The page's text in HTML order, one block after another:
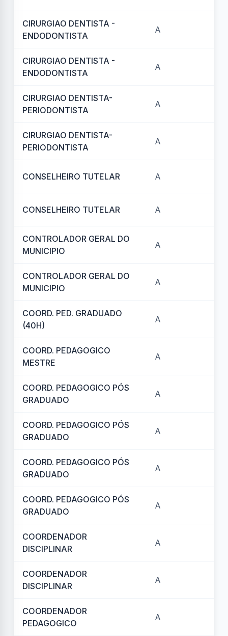
CIRURGIAO DENTISTA -
ENDODONTISTA
A
CIRURGIAO DENTISTA -
ENDODONTISTA
A
CIRURGIAO DENTISTA-
PERIODONTISTA
A
CIRURGIAO DENTISTA-
PERIODONTISTA
A
CONSELHEIRO TUTELAR A
CONSELHEIRO TUTELAR A
CONTROLADOR GERAL DO
MUNICIPIO
A
CONTROLADOR GERAL DO
MUNICIPIO
A
COORD. PED. GRADUADO
(40H)
A
COORD. PEDAGOGICO
MESTRE
A
COORD. PEDAGOGICO PÓS
GRADUADO
A
COORD. PEDAGOGICO PÓS
GRADUADO
A
COORD. PEDAGOGICO PÓS
GRADUADO
A
COORD. PEDAGOGICO PÓS
GRADUADO
A
COORDENADOR
DISCIPLINAR
A
COORDENADOR
DISCIPLINAR
A
COORDENADOR
PEDAGOGICO
A